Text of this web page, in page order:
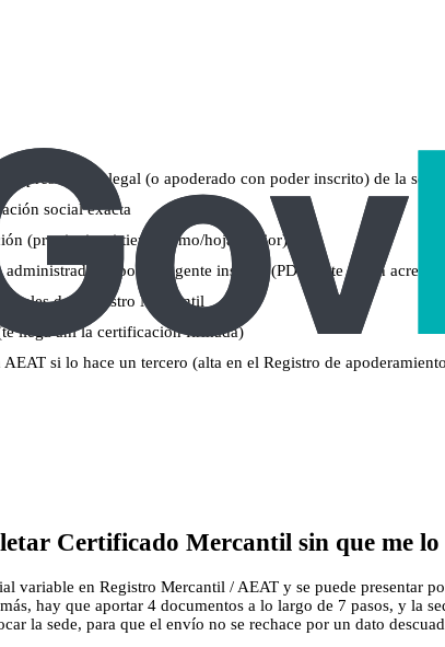
representante legal (o apoderado con poder inscrito) de la
social exacta
(provincia; si tienes tomo/hoja, mejor)
o poder vigente inscrito (PDF) si te piden
del Registro Mercantil
llega ahí la certificación firmada)
AEAT si lo hace un tercero (alta en el Registro de
Certificado Mercantil sin que me lo
variable en Registro Mercantil / AEAT y se puede presentar
hay que aportar 4 documentos a lo largo de 7 pasos, y la
la sede, para que el envío no se rechace por un dato